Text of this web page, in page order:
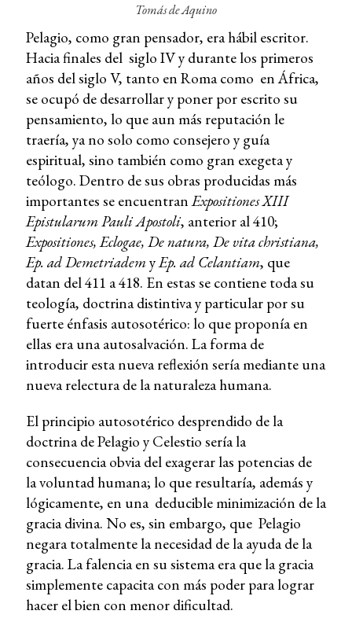
Tomás de Aquino
Pelagio, como gran pensador, era hábil escritor.
Hacia finales del siglo IV y durante los primeros
años del siglo V, tanto en Roma como en África,
se ocupó de desarrollar y poner por escrito su
pensamiento, lo que aun más reputación le
traería, ya no solo como consejero y guía
espiritual, sino también como gran exegeta y
teólogo. Dentro de sus obras producidas más
importantes se encuentranExpositiones XIII
Epistularum Pauli Apostoli, anterior al 410;
Expositiones, Eclogae, De natura, De vita christiana,
Ep. ad DemetriademyEp. ad Celantiam, que
datan del 411 a 418. En estas se contiene toda su
teología, doctrina distintiva y particular por su
fuerte énfasis autosotérico: lo que proponía en
ellas era una autosalvación. La forma de
introducir esta nueva reflexión sería mediante una
nueva relectura de la naturaleza humana.
El principio autosotérico desprendido de la
doctrina de Pelagio y Celestio sería la
consecuencia obvia del exagerar las potencias de
la voluntad humana; lo que resultaría, además y
lógicamente, en una deducible minimización de la
gracia divina. No es, sin embargo, que Pelagio
negara totalmente la necesidad de la ayuda de la
gracia. La falencia en su sistema era que la gracia
simplemente capacita con más poder para lograr
hacer el bien con menor dificultad.